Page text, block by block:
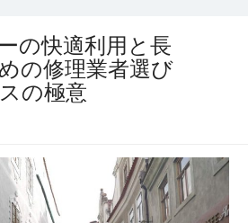
の快適利用と長
の修理業者選び
の極意